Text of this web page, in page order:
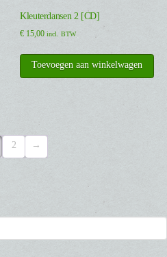
Kleuterdansen 2 [CD]
€15,00 incl. BTW
Toevoegen aan winkelwagen
2 →